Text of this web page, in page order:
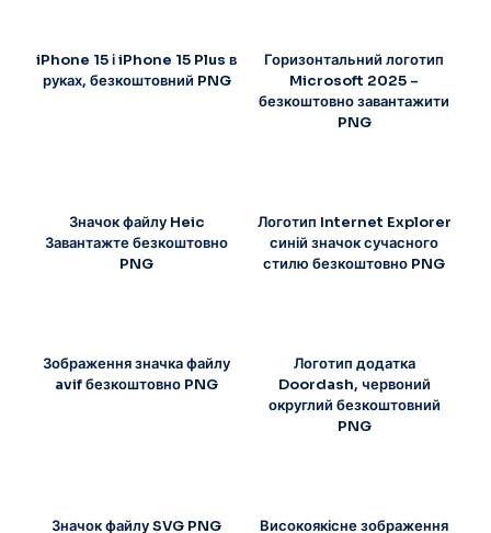
iPhone 15 і iPhone 15 Plus в
руках, безкоштовний PNG
Горизонтальний логотип
Microsoft 2025 –
безкоштовно завантажити
PNG
Значок файлу Heic
Завантажте безкоштовно
PNG
Логотип Internet Explorer
синій значок сучасного
стилю безкоштовно PNG
Зображення значка файлу
avif безкоштовно PNG
Логотип додатка
Doordash, червоний
округлий безкоштовний
PNG
Значок файлу SVG PNG
Високоякісне зображення